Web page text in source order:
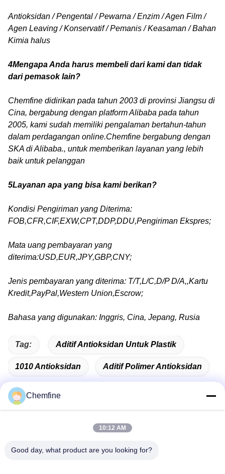
Antioksidan / Pengental / Pewarna / Enzim / Agen Film /
Agen Leaving / Konservatif / Pemanis / Keasaman / Bahan
Kimia halus
4Mengapa Anda harus membeli dari kami dan tidak
dari pemasok lain?
Chemfine didirikan pada tahun 2003 di provinsi Jiangsu di
Cina, bergabung dengan platform Alibaba pada tahun
2005, kami sudah memiliki pengalaman bertahun-tahun
dalam perdagangan online.Chemfine bergabung dengan
SKA di Alibaba., untuk memberikan layanan yang lebih
baik untuk pelanggan
5Layanan apa yang bisa kami berikan?
Kondisi Pengiriman yang Diterima:
FOB,CFR,CIF,EXW,CPT,DDP,DDU,Pengiriman Ekspres;
Mata uang pembayaran yang
diterima:USD,EUR,JPY,GBP,CNY;
Jenis pembayaran yang diterima: T/T,L/C,D/P D/A,,Kartu
Kredit,PayPal,Western Union,Escrow;
Bahasa yang digunakan: Inggris, Cina, Jepang, Rusia
Tag: Aditif Antioksidan Untuk Plastik
1010 Antioksidan Aditif Polimer Antioksidan
Alamat
Chemfine
10:12 AM
Good day, what product are you looking for?